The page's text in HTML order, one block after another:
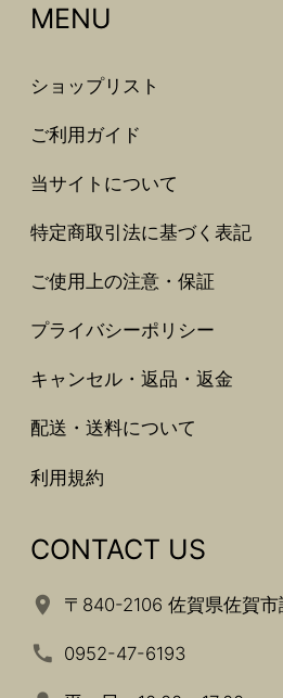
MENU
ショップリスト
ご利用ガイド
当サイトについて
特定商取引法に基づく表記
ご使用上の注意・保証
プライバシーポリシー
キャンセル・返品・返金
配送・送料について
利用規約
CONTACT US
〒840-2106 佐賀県佐賀
0952-47-6193